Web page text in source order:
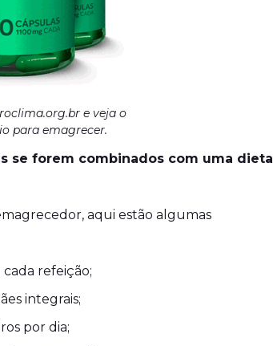
e veja o
para emagrecer.
se forem combinados com uma dieta
aqui estão algumas
refeição;
integrais;
por dia;